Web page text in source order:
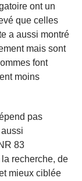
ont un
que celles
a aussi montré
mais sont
font
moins
pas
83
recherche, de
mieux ciblée